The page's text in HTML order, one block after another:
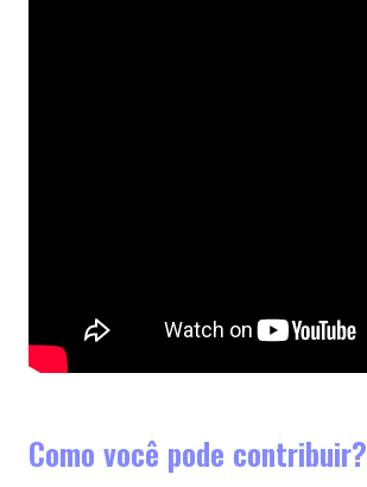
Como você pode contribuir?